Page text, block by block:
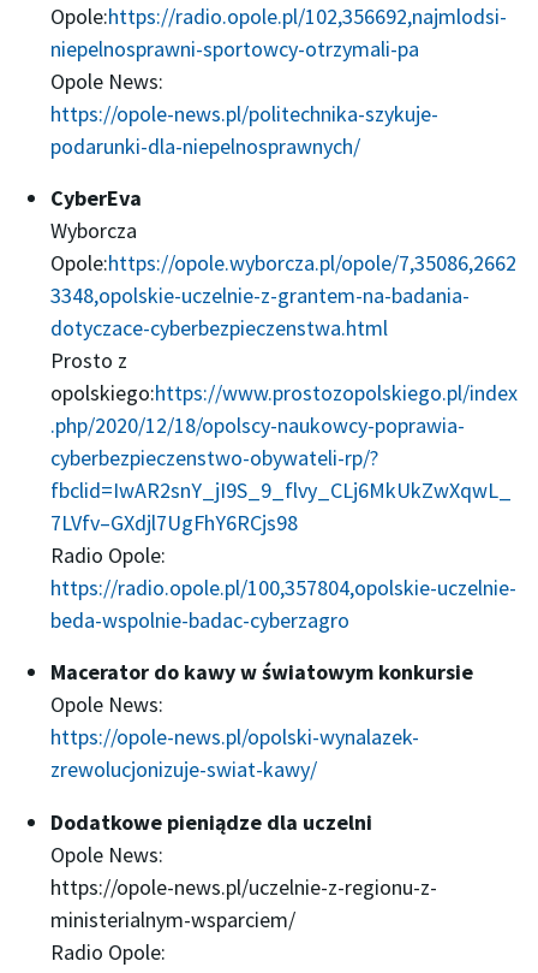
Opole:https://radio.opole.pl/102,356692,najmlodsi-
niepelnosprawni-sportowcy-otrzymali-pa
Opole News:
https://opole-news.pl/politechnika-szykuje-
podarunki-dla-niepelnosprawnych/
CyberEva
Wyborcza
Opole:https://opole.wyborcza.pl/opole/7,35086,2662
3348,opolskie-uczelnie-z-grantem-na-badania-
dotyczace-cyberbezpieczenstwa.html
Prosto z
opolskiego:https://www.prostozopolskiego.pl/index
.php/2020/12/18/opolscy-naukowcy-poprawia-
cyberbezpieczenstwo-obywateli-rp/?
fbclid=IwAR2snY_jI9S_9_flvy_CLj6MkUkZwXqwL_
7LVfv–GXdjl7UgFhY6RCjs98
Radio Opole:
https://radio.opole.pl/100,357804,opolskie-uczelnie-
beda-wspolnie-badac-cyberzagro
Macerator do kawy w światowym konkursie
Opole News:
https://opole-news.pl/opolski-wynalazek-
zrewolucjonizuje-swiat-kawy/
Dodatkowe pieniądze dla uczelni
Opole News:
https://opole-news.pl/uczelnie-z-regionu-z-
ministerialnym-wsparciem/
Radio Opole: